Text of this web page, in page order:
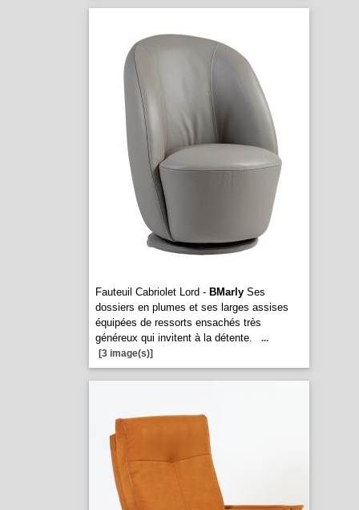
Fauteuil Cabriolet Lord - BMarlySes
dossiers en plumes et ses larges assises
équipées de ressorts ensachés très
généreux qui invitent à la détente.
...
[3 image(s)]